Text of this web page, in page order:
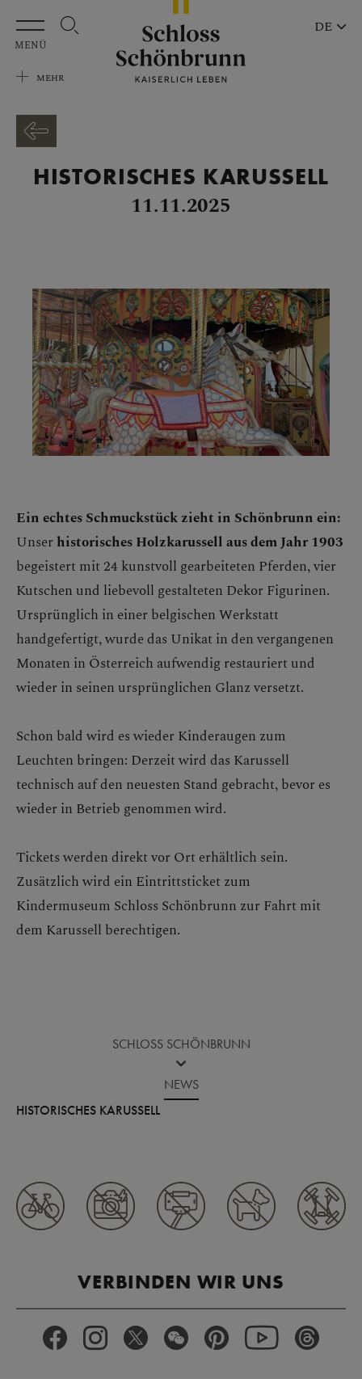
Zum Hauptinhalt springen
MENÜ
MEHR
DE
HISTORISCHES KARUSSELL
11.11.2025
Ein echtes Schmuckstück zieht in Schönbrunn ein:
Unser historisches Holzkarussell aus dem Jahr 1903
begeistert mit 24 kunstvoll gearbeiteten Pferden, vier
Kutschen und liebevoll gestalteten Dekor Figurinen.
Ursprünglich in einer belgischen Werkstatt
handgefertigt, wurde das Unikat in den vergangenen
Monaten in Österreich aufwendig restauriert und
wieder in seinen ursprünglichen Glanz versetzt.
Schon bald wird es wieder Kinderaugen zum
Leuchten bringen: Derzeit wird das Karussell
technisch auf den neuesten Stand gebracht, bevor es
wieder in Betrieb genommen wird.
Tickets werden direkt vor Ort erhältlich sein.
Zusätzlich wird ein Eintrittsticket zum
Kindermuseum Schloss Schönbrunn zur Fahrt mit
dem Karussell berechtigen.
SCHLOSS SCHÖNBRUNN
NEWS
HISTORISCHES KARUSSELL
VERBINDEN WIR UNS